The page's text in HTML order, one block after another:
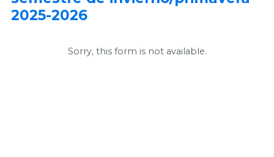
2025-2026
Sorry, this form is not available.